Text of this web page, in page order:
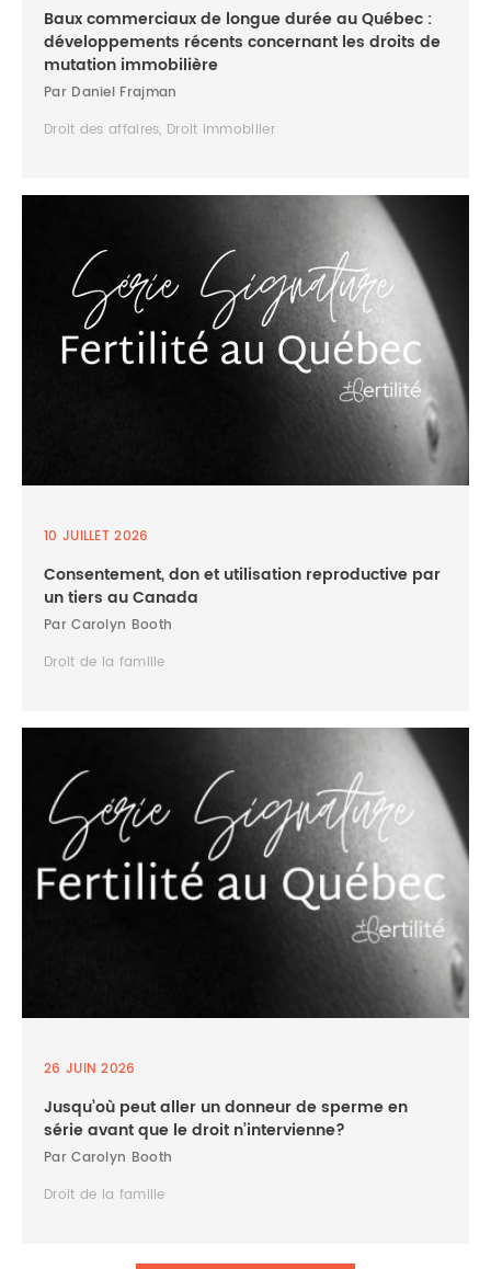
Baux commerciaux de longue durée au Québec :
développements récents concernant les droits de
mutation immobilière
Par Daniel Frajman
Droit des affaires, Droit immobilier
10 JUILLET 2026
Consentement, don et utilisation reproductive par
un tiers au Canada
Par Carolyn Booth
Droit de la famille
26 JUIN 2026
Jusqu’où peut aller un donneur de sperme en
série avant que le droit n’intervienne?
Par Carolyn Booth
Droit de la famille